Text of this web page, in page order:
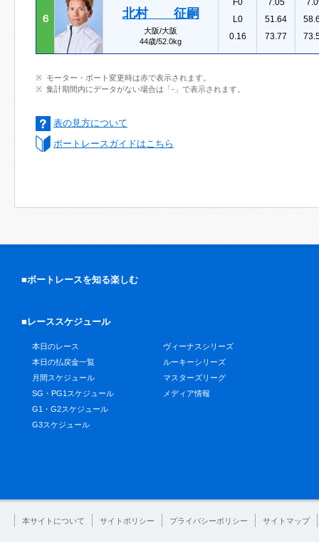
６ 北村 征嗣
大阪/大阪
44歳/52.0kg
F0
L0
0.16
7.05
51.64
73.77
モーター・ボート変更時は赤で表示されます。
集計期間内にデータがない場合は「-」で表示されます。
表の見方について
ボートレースガイドはこちら
■ボートレースを知る楽しむ
■レーススケジュール
本日のレース
本日の払戻金一覧
月間スケジュール
SG・PG1スケジュール
G1・G2スケジュール
G3スケジュール
ヴィーナスシリーズ
ルーキーシリーズ
マスターズリーグ
メディア情報
本サイトについて サイトポリシー プライバシーポリシー サイトマップ